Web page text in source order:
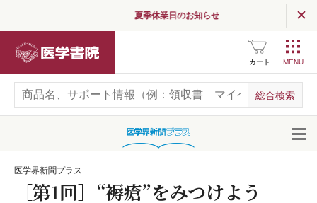
夏季休業日のお知らせ
カート
医学界新聞プラス
［第1回］“褥瘡”をみつけよう